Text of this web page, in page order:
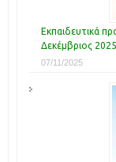
Εκπαιδευτικά
Δεκέμβριος 2025
07/11/2025